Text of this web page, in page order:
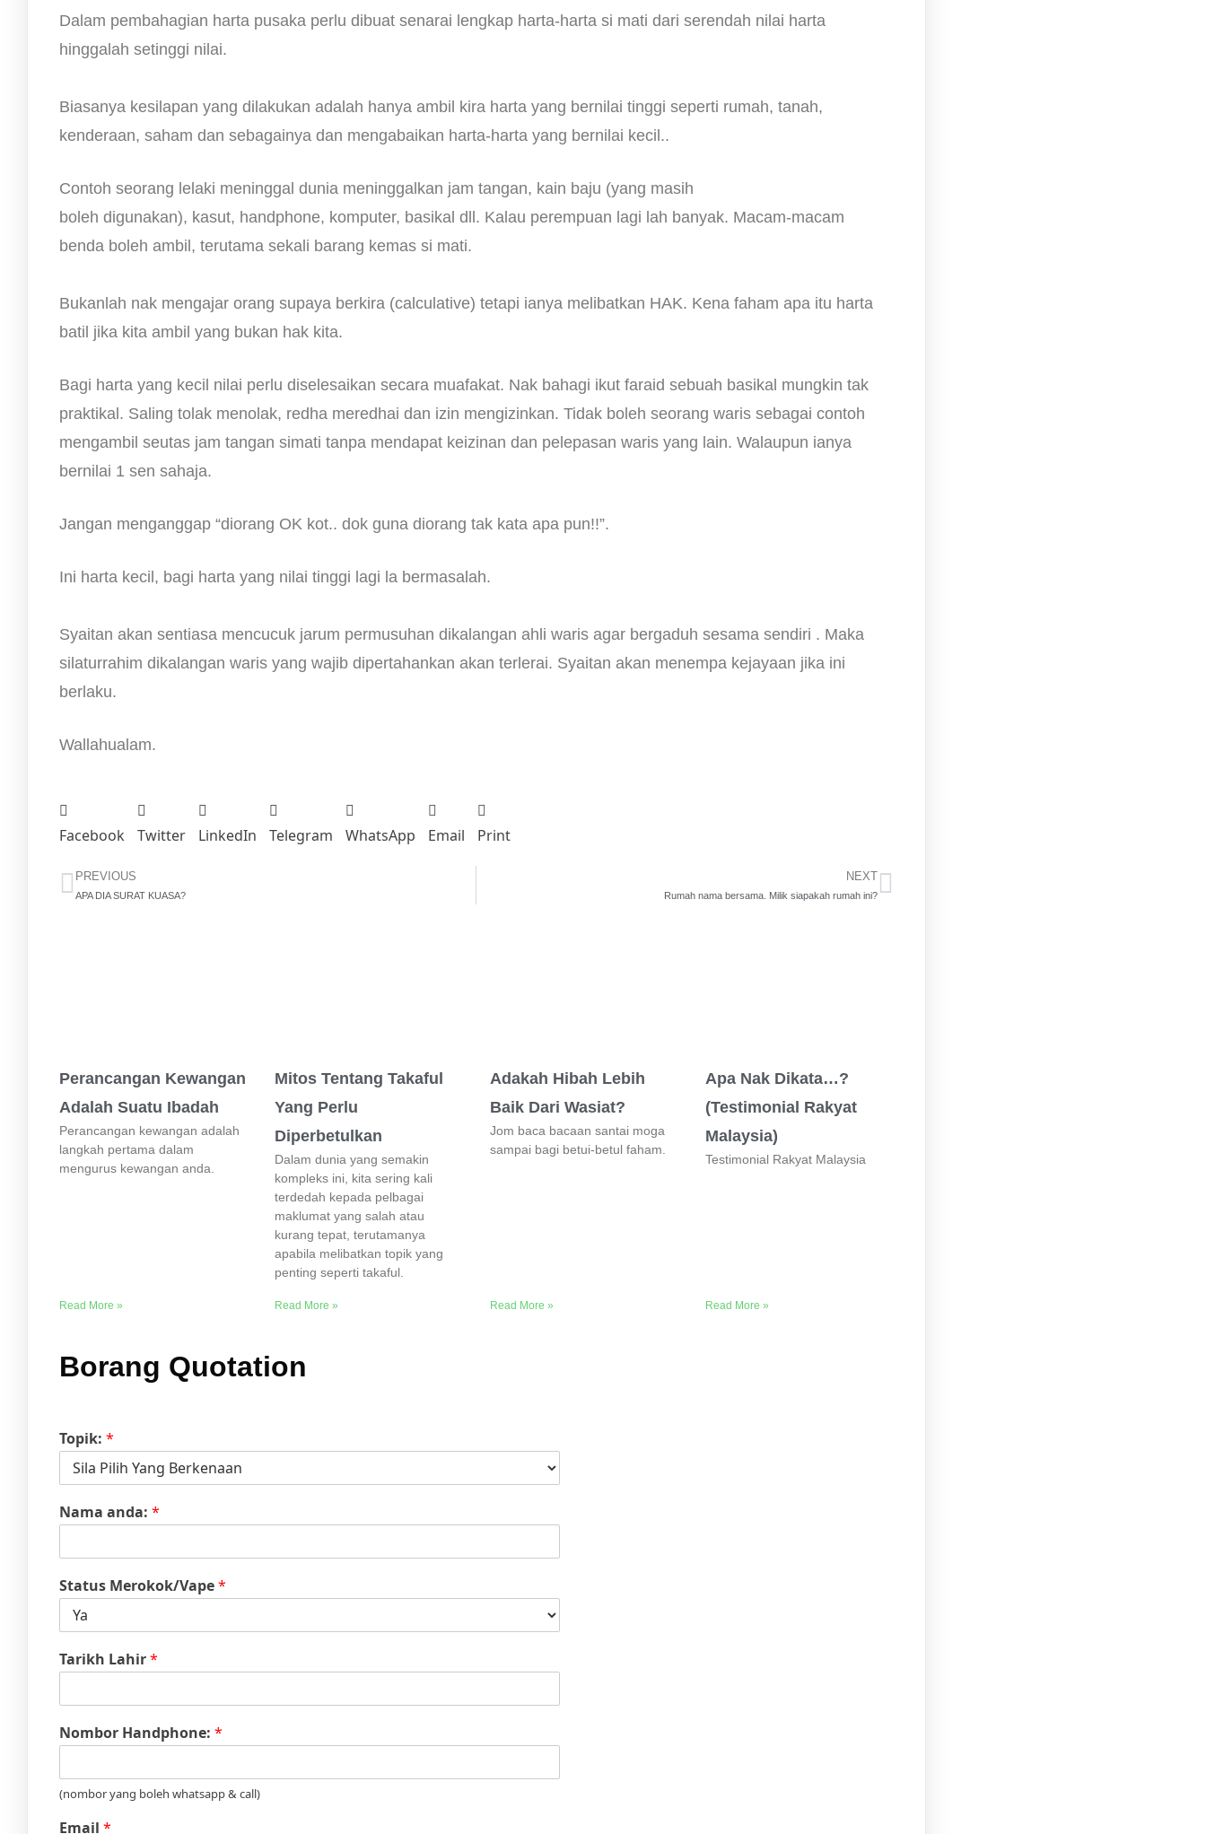
Dalam pembahagian harta pusaka perlu dibuat senarai lengkap harta-harta si mati dari serendah nilai harta
hinggalah setinggi nilai.
Biasanya kesilapan yang dilakukan adalah hanya ambil kira harta yang bernilai tinggi seperti rumah, tanah,
kenderaan, saham dan sebagainya dan mengabaikan harta-harta yang bernilai kecil..
Contoh seorang lelaki meninggal dunia meninggalkan jam tangan, kain baju (yang masih
boleh digunakan), kasut, handphone, komputer, basikal dll. Kalau perempuan lagi lah banyak. Macam-macam
benda boleh ambil, terutama sekali barang kemas si mati.
Bukanlah nak mengajar orang supaya berkira (calculative) tetapi ianya melibatkan HAK. Kena faham apa itu harta
batil jika kita ambil yang bukan hak kita.
Bagi harta yang kecil nilai perlu diselesaikan secara muafakat. Nak bahagi ikut faraid sebuah basikal mungkin tak
praktikal. Saling tolak menolak, redha meredhai dan izin mengizinkan. Tidak boleh seorang waris sebagai contoh
mengambil seutas jam tangan simati tanpa mendapat keizinan dan pelepasan waris yang lain. Walaupun ianya
bernilai 1 sen sahaja.
Jangan menganggap “diorang OK kot.. dok guna diorang tak kata apa pun!!”.
Ini harta kecil, bagi harta yang nilai tinggi lagi la bermasalah.
Syaitan akan sentiasa mencucuk jarum permusuhan dikalangan ahli waris agar bergaduh sesama sendiri . Maka
silaturrahim dikalangan waris yang wajib dipertahankan akan terlerai. Syaitan akan menempa kejayaan jika ini
berlaku.
Wallahualam.
Facebook Twitter LinkedIn Telegram WhatsApp Email Print
PREVIOUS
APA DIA SURAT KUASA?
NEXT
Rumah nama bersama. Milik siapakah rumah ini?
Perancangan Kewangan
Adalah Suatu Ibadah
Perancangan kewangan adalah
langkah pertama dalam
mengurus kewangan anda.
Read More »
Mitos Tentang Takaful
Yang Perlu
Diperbetulkan
Dalam dunia yang semakin
kompleks ini, kita sering kali
terdedah kepada pelbagai
maklumat yang salah atau
kurang tepat, terutamanya
apabila melibatkan topik yang
penting seperti takaful.
Read More »
Adakah Hibah Lebih
Baik Dari Wasiat?
Jom baca bacaan santai moga
sampai bagi betui-betul faham.
Read More »
Apa Nak Dikata…?
(Testimonial Rakyat
Malaysia)
Testimonial Rakyat Malaysia
Read More »
Borang Quotation
Topik: *
Nama anda: *
Status Merokok/Vape*
Tarikh Lahir*
Nombor Handphone: *
(nombor yang boleh whatsapp & call)
Email *